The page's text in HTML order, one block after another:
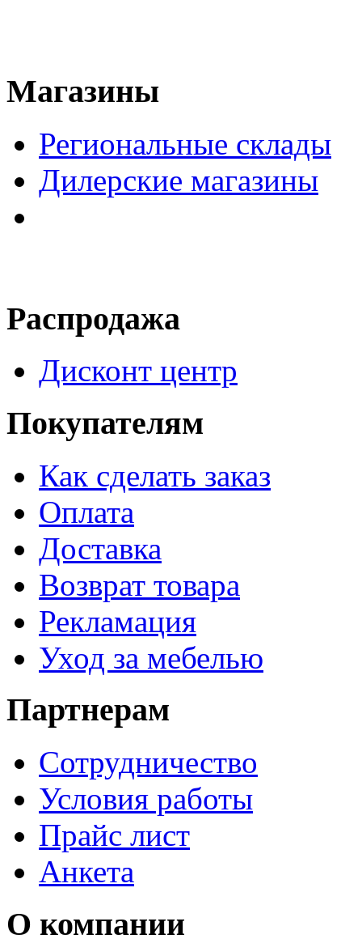
Магазины
Региональные склады
Дилерские магазины
Распродажа
Дисконт центр
Покупателям
Как сделать заказ
Оплата
Доставка
Возврат товара
Рекламация
Уход за мебелью
Партнерам
Сотрудничество
Условия работы
Прайс лист
Анкета
О компании